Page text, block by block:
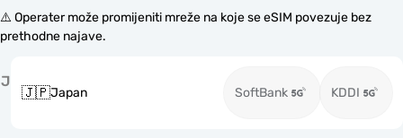
⚠️ Operater može promijeniti mreže na koje se eSIM povezuje bez
prethodne najave.
J
🇯🇵Japan SoftBank KDDI